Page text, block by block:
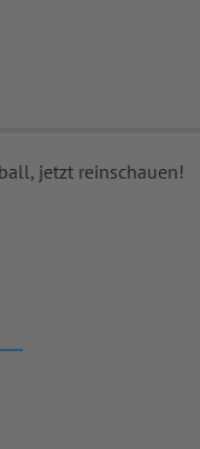
jetzt reinschauen!